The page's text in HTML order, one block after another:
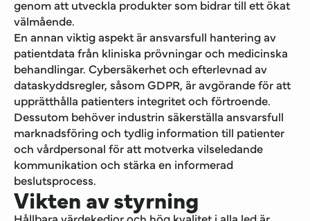
genom att utveckla produkter som bidrar till ett ökat
välmående.
En annan viktig aspekt är ansvarsfull hantering av
patientdata från kliniska prövningar och medicinska
behandlingar. Cybersäkerhet och efterlevnad av
dataskyddsregler, såsom GDPR, är avgörande för att
upprätthålla patienters integritet och förtroende.
Dessutom behöver industrin säkerställa ansvarsfull
marknadsföring och tydlig information till patienter
och vårdpersonal för att motverka vilseledande
kommunikation och stärka en informerad
beslutsprocess.
Vikten av styrning